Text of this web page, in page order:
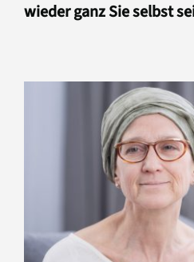
wieder ganz Sie selbst